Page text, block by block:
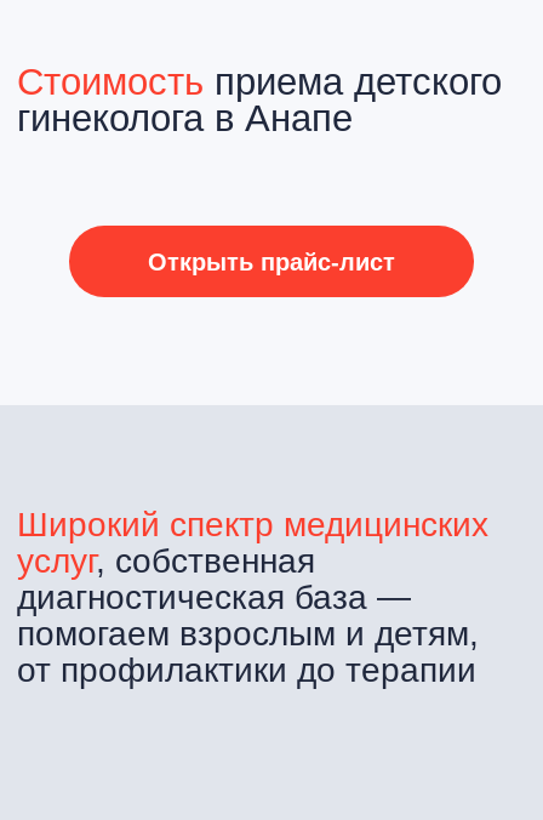
Отзывы
о филиалах